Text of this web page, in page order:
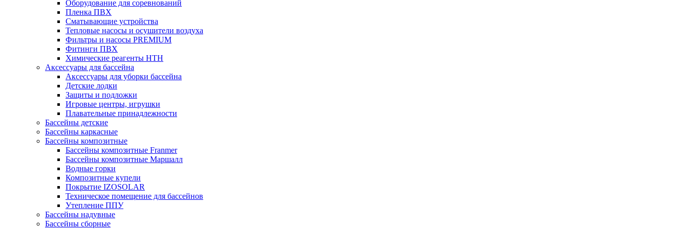
Оборудование для соревнований
Пленка ПВХ
Сматывающие устройства
Тепловые насосы и осушители воздуха
Фильтры и насосы PREMIUM
Фитинги ПВХ
Химические реагенты HTH
Аксессуары для бассейна
Аксессуары для уборки бассейна
Детские лодки
Защиты и подложки
Игровые центры, игрушки
Плавательные принадлежности
Бассейны детские
Бассейны каркасные
Бассейны композитные
Бассейны композитные Franmer
Бассейны композитные Маршалл
Водные горки
Композитные купели
Покрытие IZOSOLAR
Техническое помещение для бассейнов
Утепление ППУ
Бассейны надувные
Бассейны сборные